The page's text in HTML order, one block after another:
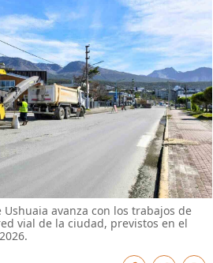
avanza con los trabajos de
vial de la ciudad, previstos en el